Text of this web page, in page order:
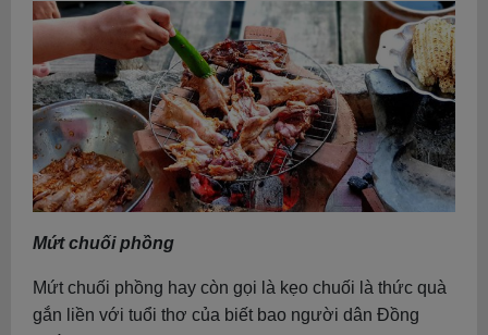
Mứt chuối phồng
Mứt chuối phồng hay còn gọi là kẹo chuối là thức quà
gắn liền với tuổi thơ của biết bao người dân Đồng